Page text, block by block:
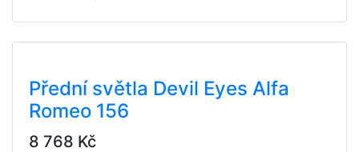
Přední světla Devil Eyes Alfa
Romeo 156
8 768 Kč